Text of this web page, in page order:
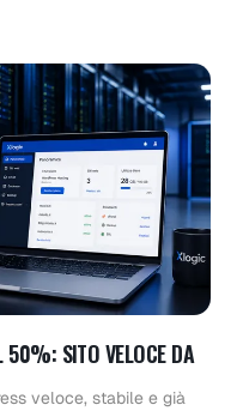
50%: SITO VELOCE DA
veloce, stabile e già